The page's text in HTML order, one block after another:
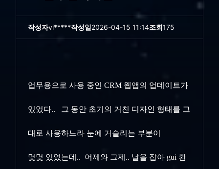
작성자vi*****작성일2026-04-15 11:14조회175
업무용으로 사용 중인 CRM 웹앱의 업데이트가
있었다.. 그 동안 초기의 거친 디자인 형태를 그
대로 사용하느라 눈에 거슬리는 부분이
몇몇 있었는데.. 어제와 그제.. 날을 잡아 gui 환